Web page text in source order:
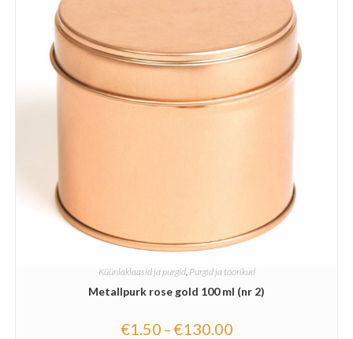
Küünlaklaasid ja purgid, Purgid ja toorikud
Metallpurk rose gold 100 ml (nr 2)
€1.50 –€130.00